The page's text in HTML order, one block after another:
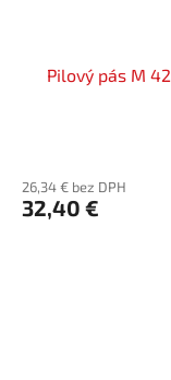
Pilový pás M
26,34 € bez DPH
32,40 €